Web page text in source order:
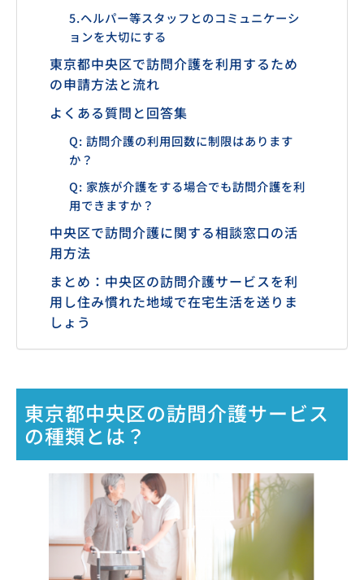
5.ヘルパー等スタッフとのコミュニケーシ
ョンを大切にする
東京都中央区で訪問介護を利用するため
の申請方法と流れ
よくある質問と回答集
Q: 訪問介護の利用回数に制限はあります
か？
Q: 家族が介護をする場合でも訪問介護を利
用できますか？
中央区で訪問介護に関する相談窓口の活
用方法
まとめ：中央区の訪問介護サービスを利
用し住み慣れた地域で在宅生活を送りま
しょう
東京都中央区の訪問介護サービス
の種類とは？